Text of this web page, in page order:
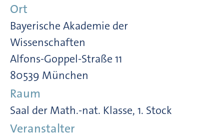
Ort
Bayerische Akademie der
Wissenschaften
Alfons-Goppel-Straße 11
80539 München
Raum
Saal der Math.-nat. Klasse, 1. Stock
Veranstalter